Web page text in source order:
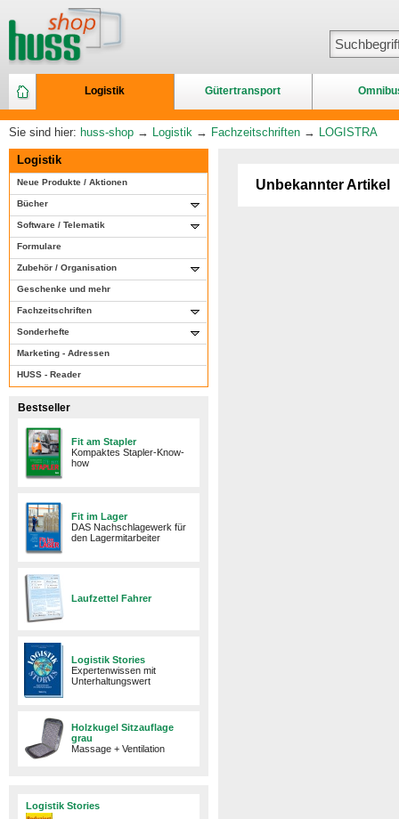
Logistik Gütertransport
Sie sind hier: huss-shop → Logistik → Fachzeitschriften → LOGISTRA
Logistik
Neue Produkte / Aktionen
Bücher
Software / Telematik
Formulare
Zubehör / Organisation
Geschenke und mehr
Fachzeitschriften
Sonderhefte
Marketing - Adressen
HUSS - Reader
Bestseller
Fit am Stapler
Kompaktes Stapler-Know-
how
Fit im Lager
DAS Nachschlagewerk für
den Lagermitarbeiter
Laufzettel Fahrer
Logistik Stories
Expertenwissen mit
Unterhaltungswert
Holzkugel Sitzauflage
grau
Massage + Ventilation
Logistik Stories
Unbekannter Artikel